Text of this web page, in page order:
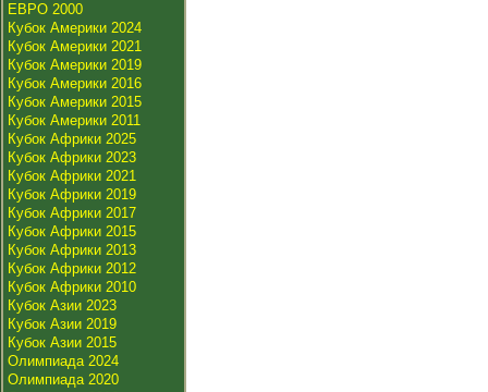
ЕВРО 2000
Кубок Америки 2024
Кубок Америки 2021
Кубок Америки 2019
Кубок Америки 2016
Кубок Америки 2015
Кубок Америки 2011
Кубок Африки 2025
Кубок Африки 2023
Кубок Африки 2021
Кубок Африки 2019
Кубок Африки 2017
Кубок Африки 2015
Кубок Африки 2013
Кубок Африки 2012
Кубок Африки 2010
Кубок Азии 2023
Кубок Азии 2019
Кубок Азии 2015
Олимпиада 2024
Олимпиада 2020